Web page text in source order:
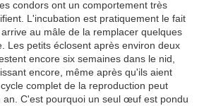
condors ont un comportement très
L'incubation est pratiquement le fait
au mâle de la remplacer quelques
Les petits éclosent après environ deux
encore six semaines dans le nid,
encore, même après qu'ils aient
complet de la reproduction peut
an. C'est pourquoi un seul œuf est pondu